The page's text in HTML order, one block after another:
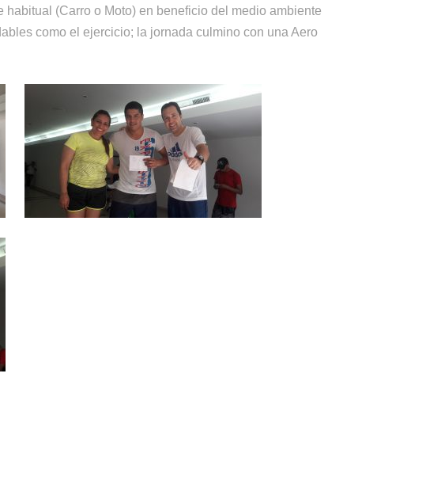
(Carro o Moto) en beneficio del medio ambiente
como el ejercicio; la jornada culmino con una Aero